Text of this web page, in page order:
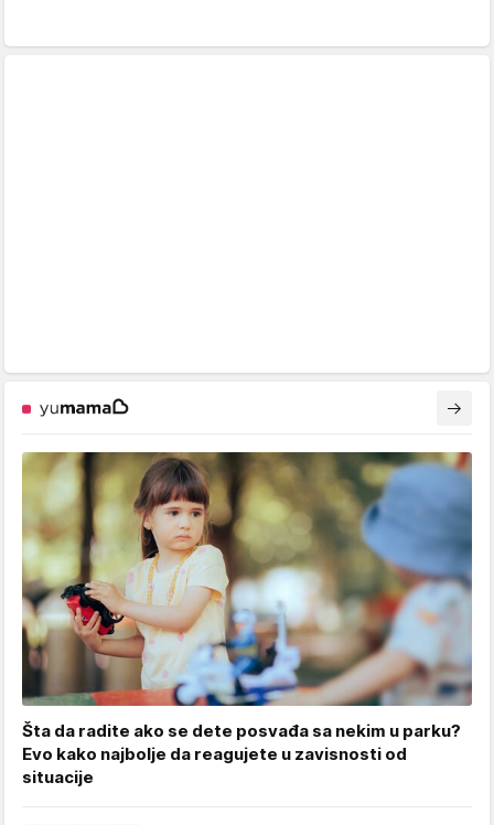
Šta da radite ako se dete posvađa sa nekim u parku?
Evo kako najbolje da reagujete u zavisnosti od
situacije